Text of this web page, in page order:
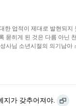
업적이 제대로 발현되지
묻히게 된 것은 다름 아닌
사님 소년시절의 의기남아
가 갖추어져야.